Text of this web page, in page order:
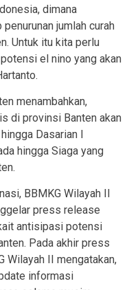
dimana
jumlah curah
Untuk itu kita perlu
el nino yang akan
menambahkan,
di provinsi Banten akan
Dasarian I
hingga Siaga yang
BBMKG Wilayah II
press release
antisipasi potensi
Pada akhir press
Wilayah II mengatakan,
informasi